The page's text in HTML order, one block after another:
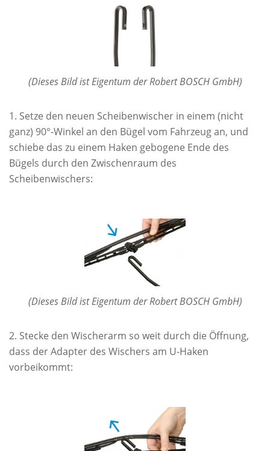
(Dieses Bild ist Eigentum der Robert BOSCH GmbH)
Setze den neuen Scheibenwischer in einem (nicht
ganz) 90°-Winkel an den Bügel vom Fahrzeug an, und
schiebe das zu einem Haken gebogene Ende des
Bügels durch den Zwischenraum des
Scheibenwischers:
(Dieses Bild ist Eigentum der Robert BOSCH GmbH)
Stecke den Wischerarm so weit durch die Öffnung,
dass der Adapter des Wischers am U-Haken
vorbeikommt: